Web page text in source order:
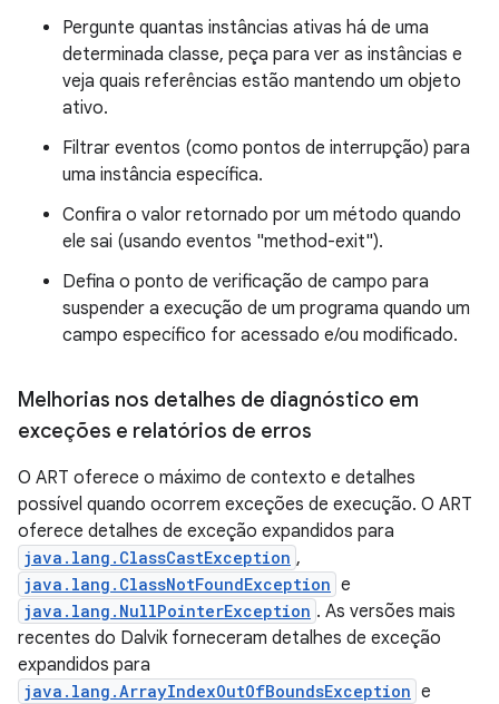
Pergunte quantas instâncias ativas há de uma
determinada classe, peça para ver as instâncias e
veja quais referências estão mantendo um objeto
ativo.
Filtrar eventos (como pontos de interrupção) para
uma instância específica.
Confira o valor retornado por um método quando
ele sai (usando eventos "method-exit").
Defina o ponto de verificação de campo para
suspender a execução de um programa quando um
campo específico for acessado e/ou modificado.
Melhorias nos detalhes de diagnóstico em
exceções e relatórios de erros
O ART oferece o máximo de contexto e detalhes
possível quando ocorrem exceções de execução. O ART
oferece detalhes de exceção expandidos para
java.lang.ClassCastException ,
java.lang.ClassNotFoundException e
java.lang.NullPointerException . As versões mais
recentes do Dalvik forneceram detalhes de exceção
expandidos para
java.lang.ArrayIndexOutOfBoundsException e